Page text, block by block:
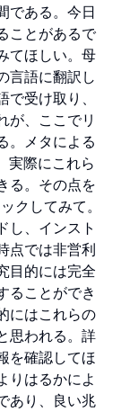
である。今日
ことがあるで
てほしい。母
言語に翻訳し
受け取り、
が、ここでリ
。メタによる
実際にこれら
る。その点を
クしてみて。
し、インスト
点では非営利
目的には完全
ることができ
にはこれらの
思われる。詳
を確認してほ
りはるかによ
あり、良い兆